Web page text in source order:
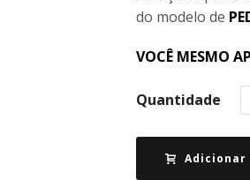
do modelo de
VOCÊ MESMO
Quantidade
Adicionar